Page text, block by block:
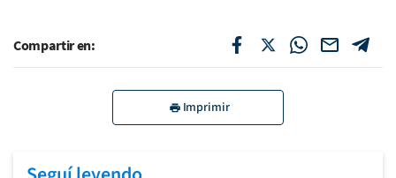
Compartir en:
Imprimir